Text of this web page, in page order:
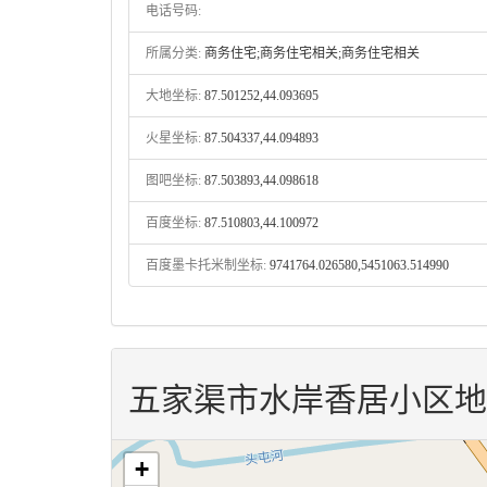
电话号码:
所属分类: 商务住宅;商务住宅相关;商务住宅相关
大地坐标: 87.501252,44.093695
火星坐标: 87.504337,44.094893
图吧坐标: 87.503893,44.098618
百度坐标: 87.510803,44.100972
百度墨卡托米制坐标: 9741764.026580,5451063.514990
五家渠市水岸香居小区
+